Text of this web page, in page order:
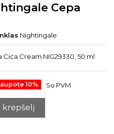
Cepa
Nightingale
Cream NIG29330, 50 ml
10% Su PVM
krepšelį